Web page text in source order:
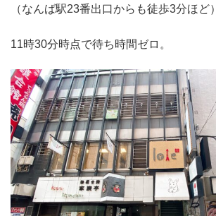
（なんば駅23番出口からも徒歩3分ほど）
11時30分時点で待ち時間ゼロ。